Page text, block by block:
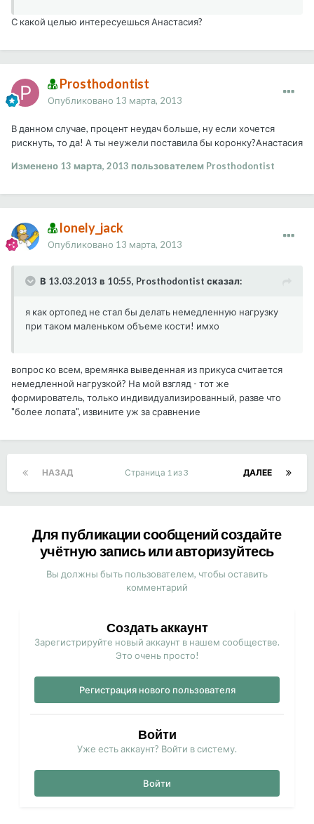
С какой целью интересуешься Анастасия?
Prosthodontist
Опубликовано 13 марта, 2013
В данном случае, процент неудач больше, ну если хочется
рискнуть, то да! А ты неужели поставила бы коронку?Анастасия
Изменено 13 марта, 2013 пользователем Prosthodontist
lonely_jack
Опубликовано 13 марта, 2013
В 13.03.2013 в 10:55, Prosthodontist сказал:
я как ортопед не стал бы делать немедленную нагрузку
при таком маленьком объеме кости! имхо
вопрос ко всем, времянка выведенная из прикуса считается
немедленной нагрузкой? На мой взгляд - тот же
формирователь, только индивидуализированный, разве что
"более лопата", извините уж за сравнение
НАЗАД ДАЛЕЕ
Страница 1 из 3
Для публикации сообщений создайте
учётную запись или авторизуйтесь
Вы должны быть пользователем, чтобы оставить
комментарий
Создать аккаунт
Зарегистрируйте новый аккаунт в нашем сообществе.
Это очень просто!
Регистрация нового пользователя
Войти
Уже есть аккаунт? Войти в систему.
Войти